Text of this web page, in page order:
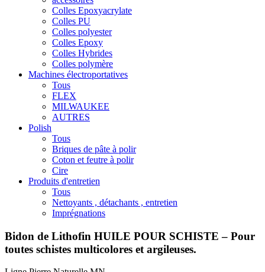
Colles Epoxyacrylate
Colles PU
Colles polyester
Colles Epoxy
Colles Hybrides
Colles polymère
Machines électroportatives
Tous
FLEX
MILWAUKEE
AUTRES
Polish
Tous
Briques de pâte à polir
Coton et feutre à polir
Cire
Produits d'entretien
Tous
Nettoyants , détachants , entretien
Imprégnations
Bidon de Lithofin HUILE POUR SCHISTE – Pour
toutes schistes multicolores et argileuses.